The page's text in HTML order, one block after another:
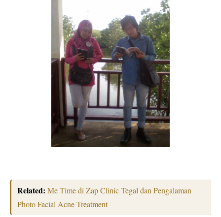
Related: Me Time di Zap Clinic Tegal dan Pengalaman
Photo Facial Acne Treatment